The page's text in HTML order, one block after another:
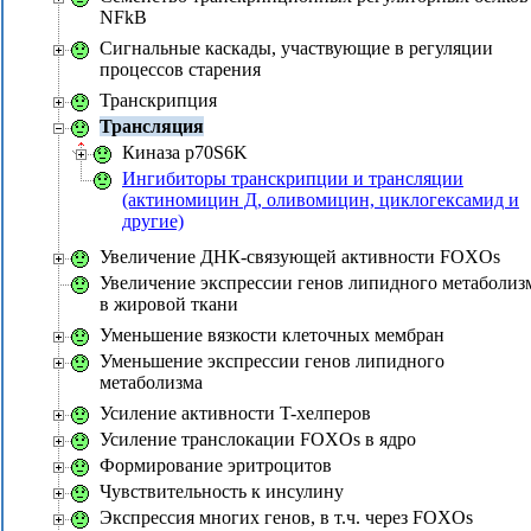
NFkB
Сигнальные каскады, участвующие в регуляции
процессов старения
Транскрипция
Трансляция
Киназа p70S6K
Ингибиторы транскрипции и трансляции
(актиномицин Д, оливомицин, циклогексамид и
другие)
Увеличение ДНК-связующей активности FOXOs
Увеличение экспрессии генов липидного
в жировой ткани
Уменьшение вязкости клеточных мембран
Уменьшение экспрессии генов липидного
метаболизма
Усиление активности T-хелперов
Усиление транслокации FOXOs в ядро
Формирование эритроцитов
Чувствительность к инсулину
Экспрессия многих генов, в т.ч. через FOXOs